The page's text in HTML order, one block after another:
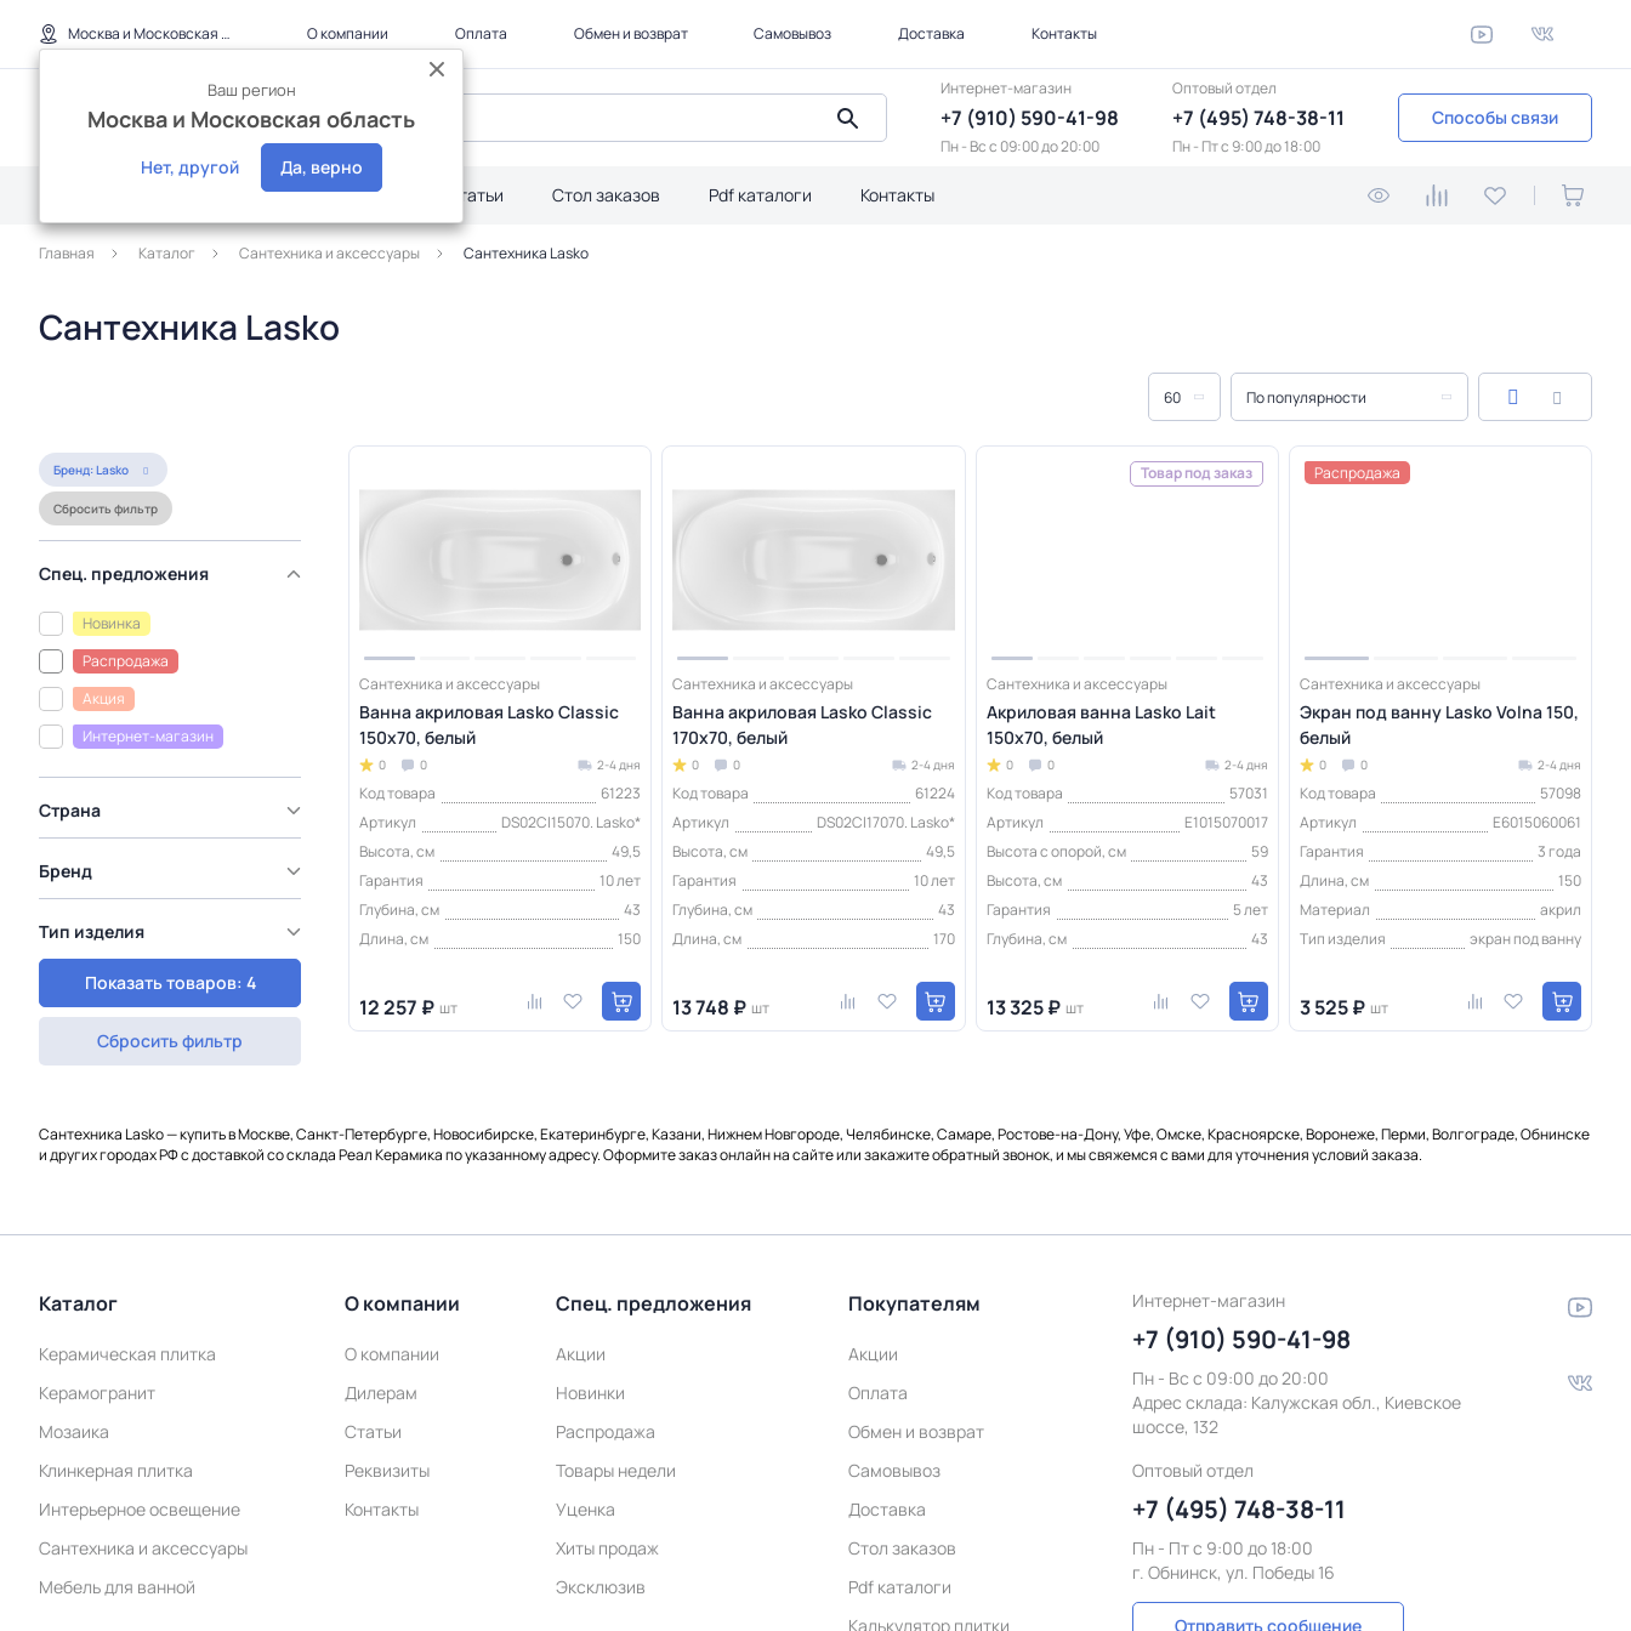
Москва и Московская область
Ваш регион
Москва и Московская область
Нет, другой Да, верно
О компании Оплата Обмен и возврат Самовывоз Доставка Контакты
Интернет-магазин
+7 (910) 590-41-98
Пн - Вс с 09:00 до 20:00
Оптовый отдел
+7 (495) 748-38-11
Пн - Пт c 9:00 до 18:00
Способы связи
Дилерам Акции Статьи Стол заказов Pdf каталоги Контакты
Главная Каталог Сантехника и аксессуары Сантехника Lasko
Сантехника Lasko
Бренд: Lasko
Сбросить фильтр
Спец. предложения
Новинка
Распродажа
Акция
Интернет-магазин
Страна
Бренд
Тип изделия
Показать товаров: 4
Сбросить фильтр
60 По популярности
Сантехника и аксессуары
Ванна акриловая Lasko Classic
150х70, белый
0 0 2-4 дня
Код товара
61223
Артикул
DS02Cl15070. Lasko*
Высота, см
49,5
Гарантия
10 лет
Глубина, см
43
Длина, см
150
12 257 ₽ шт
Сантехника и аксессуары
Ванна акриловая Lasko Classic
170х70, белый
0 0 2-4 дня
Код товара
61224
Артикул
DS02Cl17070. Lasko*
Высота, см
49,5
Гарантия
10 лет
Глубина, см
43
Длина, см
170
13 748 ₽ шт
Товар под заказ
Сантехника и аксессуары
Акриловая ванна Lasko Lait
150х70, белый
0 0 2-4 дня
Код товара
57031
Артикул
E1015070017
Высота с опорой, см
59
Высота, см
43
Гарантия
5 лет
Глубина, см
43
13 325 ₽ шт
Распродажа
Сантехника и аксессуары
Экран под ванну Lasko Volna 150,
белый
0 0 2-4 дня
Код товара
57098
Артикул
E6015060061
Гарантия
3 года
Длина, см
150
Материал
акрил
Тип изделия
экран под ванну
3 525 ₽ шт
Сантехника Lasko — купить в Москве, Санкт-Петербурге, Новосибирске, Екатеринбурге, Казани, Нижнем Новгороде, Челябинске, Самаре, Ростове-на-Дону, Уфе, Омске, Красноярске, Воронеже, Перми, Волгограде, Обнинске
и других городах РФ с доставкой со склада Реал Керамика по указанному адресу. Оформите заказ онлайн на сайте или закажите обратный звонок, и мы свяжемся с вами для уточнения условий заказа.
Каталог
Керамическая плитка
Керамогранит
Мозаика
Клинкерная плитка
Интерьерное освещение
Сантехника и аксессуары
Мебель для ванной
О компании
О компании
Дилерам
Статьи
Реквизиты
Контакты
Спец. предложения
Акции
Новинки
Распродажа
Товары недели
Уценка
Хиты продаж
Эксклюзив
Покупателям
Акции
Оплата
Обмен и возврат
Самовывоз
Доставка
Стол заказов
Pdf каталоги
Калькулятор плитки
Интернет-магазин
+7 (910) 590-41-98
Пн - Вс с 09:00 до 20:00
Адрес склада: Калужская обл., Киевское
шоссе, 132
Оптовый отдел
+7 (495) 748-38-11
Пн - Пт c 9:00 до 18:00
г. Обнинск, ул. Победы 16
Отправить сообщение